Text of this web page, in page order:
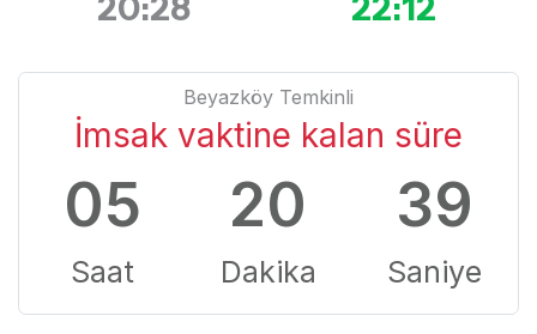
20:28 22:12
Beyazköy Temkinli
İmsak vaktine kalan süre
05
Saat
20
Dakika
39
Saniye